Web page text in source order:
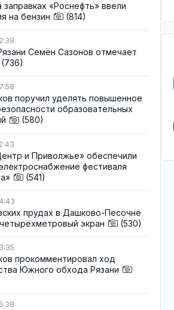
заправках «Роснефть» ввели
на бензин
(814)
Семён Сазонов отмечает
(736)
поручил уделять повышенное
образовательных
(580)
и Приволжье» обеспечили
фестиваля
(541)
прудах в Дашково-Песочне
экран
(530)
прокомментировал ход
Южного обхода Рязани